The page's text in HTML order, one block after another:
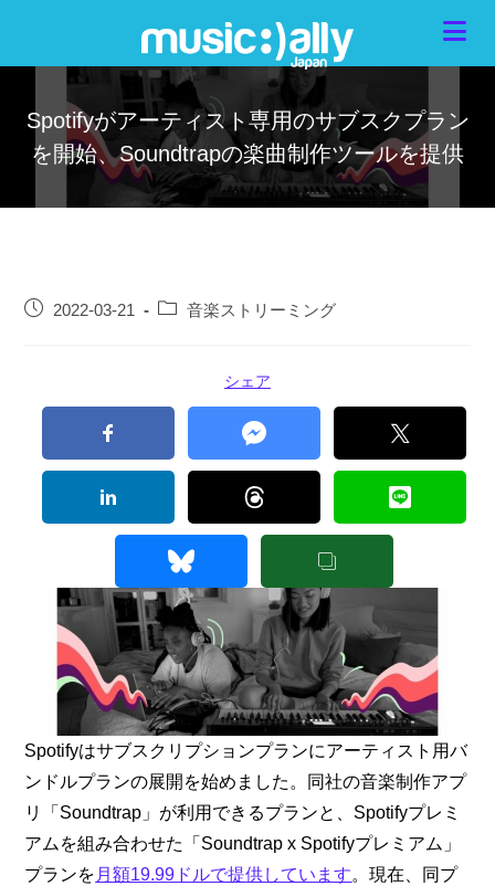
Spotifyがアーティスト専用のサブスクプラン
を開始、Soundtrapの楽曲制作ツールを提供
2022-03-21 音楽ストリーミング
シェア
Spotifyはサブスクリプションプランにアーティスト用バ
ンドルプランの展開を始めました。同社の音楽制作アプ
リ「Soundtrap」が利用できるプランと、Spotifyプレミ
アムを組み合わせた「Soundtrap x Spotifyプレミアム」
プランを 月額19.99ドルで提供しています。現在、同プ